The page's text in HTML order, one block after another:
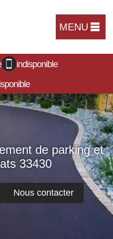
MENU
indisponible
de parking et
33430
Nous contacter